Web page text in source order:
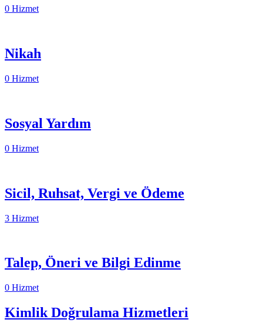
0 Hizmet
Nikah
0 Hizmet
Sosyal Yardım
0 Hizmet
Sicil, Ruhsat, Vergi ve Ödeme
3 Hizmet
Talep, Öneri ve Bilgi Edinme
0 Hizmet
Kimlik Doğrulama Hizmetleri